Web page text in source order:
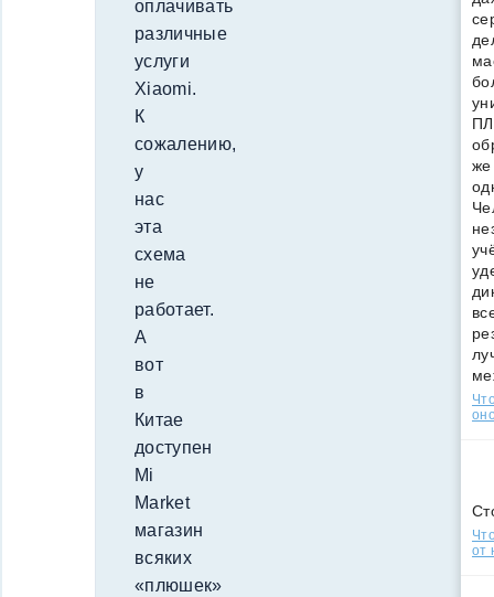
оплачивать
различные
услуги
Xiaomi.
К
сожалению,
у
нас
эта
схема
не
работает.
А
вот
в
Китае
доступен
Mi
Market
магазин
всяких
«плюшек»
же
от